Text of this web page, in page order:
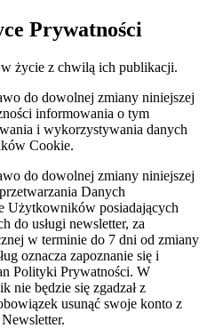
Prywatności
życie z chwilą ich publikacji.
do dowolnej zmiany niniejszej
informowania o tym
i wykorzystywania danych
Cookie.
do dowolnej zmiany niniejszej
Danych
Użytkowników posiadających
do usługi newsletter, za
w terminie do 7 dni od zmiany
oznacza zapoznanie się i
Polityki Prywatności. W
będzie się zgadzał z
usunąć swoje konto z